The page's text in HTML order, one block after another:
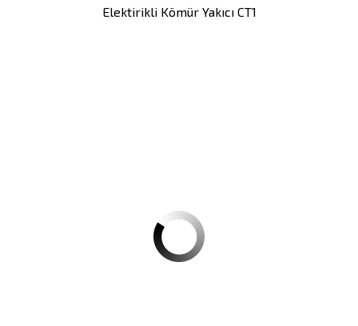
Elektirikli Kömür Yakıcı CT1